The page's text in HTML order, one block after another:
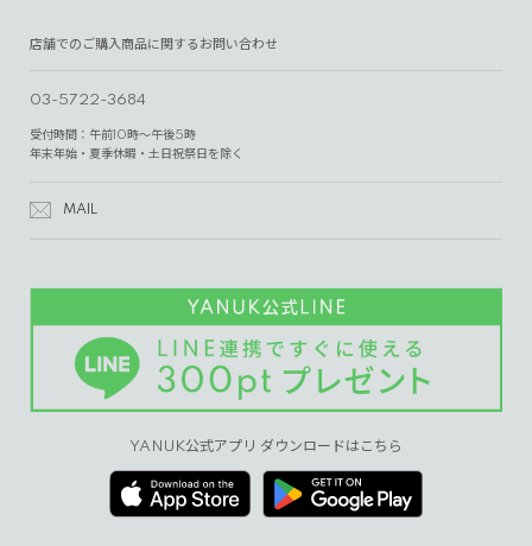
店舗でのご購入商品に関するお問い合わせ
03-5722-3684
受付時間：午前10時～午後5時
年末年始・夏季休暇・土日祝祭日を除く
MAIL
YANUK公式アプリ ダウンロードはこちら